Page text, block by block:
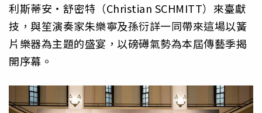
利斯蒂安‧舒密特（Christian SCHMITT）來臺獻
技，與笙演奏家朱樂寧及孫衍詳一同帶來這場以簧
片樂器為主題的盛宴，以磅礡氣勢為本屆傳藝季揭
開序幕。